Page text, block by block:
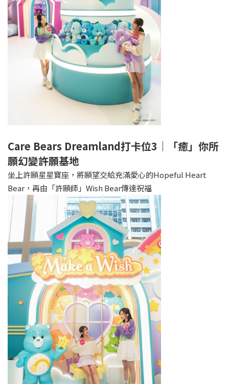
Care Bears Dreamland打卡位3｜「癒」你所
願幻變許願基地
坐上許願星星寶座，將願望交給充滿愛心的Hopeful Heart
Bear，再由「許願師」Wish Bear傳達祝福